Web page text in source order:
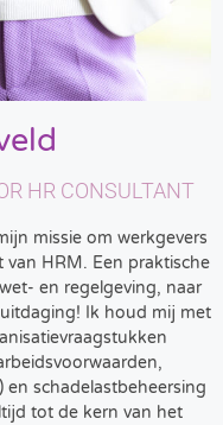
HR CONSULTANT
missie om werkgevers
HRM. Een praktische
en regelgeving, naar
Ik houd mij met
en schadelastbeheersing
tot de kern van het